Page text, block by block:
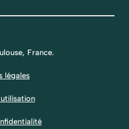
France.
légales